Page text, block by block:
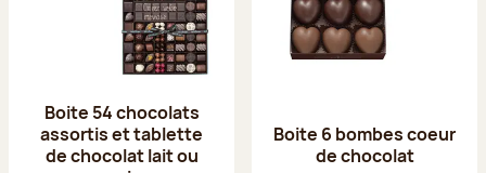
Boite 54 chocolats
assortis et tablette
de chocolat lait ou
Boite 6 bombes coeur
de chocolat